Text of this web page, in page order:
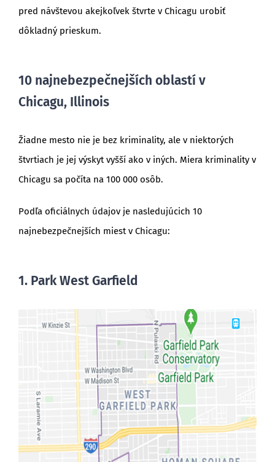
pred návštevou akejkoľvek štvrte v Chicagu urobiť
dôkladný prieskum.
10 najnebezpečnejších oblastí v
Chicagu, Illinois
Žiadne mesto nie je bez kriminality, ale v niektorých
štvrtiach je jej výskyt vyšší ako v iných. Miera kriminality v
Chicagu sa počíta na 100 000 osôb.
Podľa oficiálnych údajov je nasledujúcich 10
najnebezpečnejších miest v Chicagu:
1. Park West Garfield